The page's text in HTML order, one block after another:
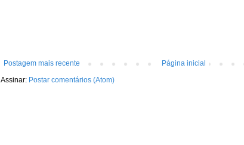
Postagem mais recente
Página inicial
Assinar: Postar comentários (Atom)